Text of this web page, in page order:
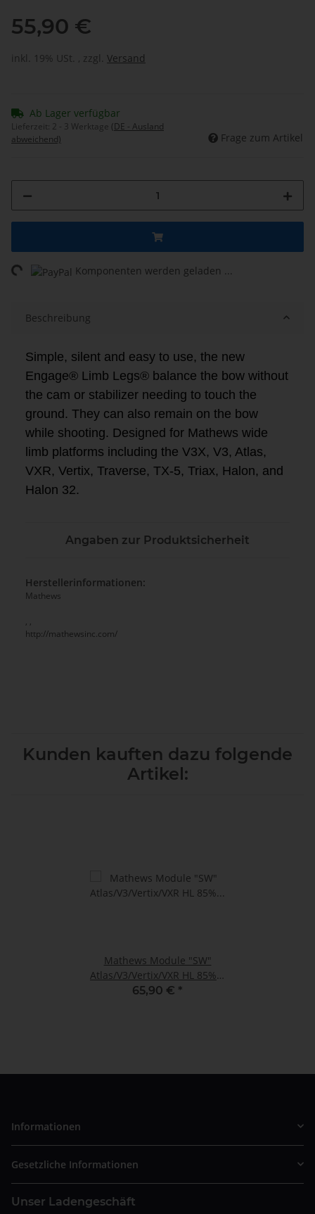
55,90 €
inkl. 19% USt. , zzgl. Versand
Ab Lager verfügbar
Lieferzeit: 2 - 3 Werktage (DE - Ausland
abweichend)
Frage zum Artikel
Komponenten werden geladen ...
Beschreibung
Simple, silent and easy to use, the new
Engage® Limb Legs® balance the bow without
the cam or stabilizer needing to touch the
ground. They can also remain on the bow
while shooting. Designed for Mathews wide
limb platforms including the V3X, V3, Atlas,
VXR, Vertix, Traverse, TX-5, Triax, Halon, and
Halon 32.
Angaben zur Produktsicherheit
Herstellerinformationen:
Mathews
, ,
http://mathewsinc.com/
Kunden kauften dazu folgende
Artikel:
Mathews Module "SW"
Atlas/V3/Vertix/VXR HL 85% E
60#
65,90 € *
Informationen
Gesetzliche Informationen
Unser Ladengeschäft